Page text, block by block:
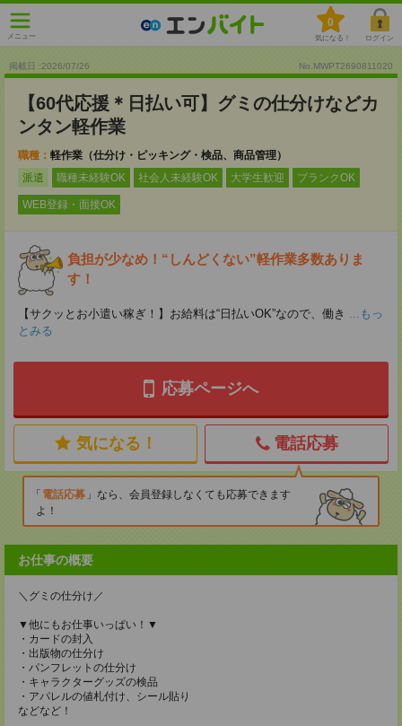
メニュー
0
気になる！ ログイン
掲載日 :2026/07/26 No.MWPT2690811020
【60代応援＊日払い可】グミの仕分けなどカ
ンタン軽作業
職種： 軽作業（仕分け・ピッキング・検品、商品管理）
派遣
職種未経験OK 社会人未経験OK 大学生歓迎 ブランクOK
WEB登録・面接OK
負担が少なめ！“しんどくない”軽作業多数ありま
す！
【サクッとお小遣い稼ぎ！】お給料は“日払いOK”なので、働き ...もっ
とみる
応募ページへ
気になる！ 電話応募
電話応募
なら、会員登録しなくても応募できます
よ！
お仕事の概要
＼グミの仕分け／
▼他にもお仕事いっぱい！▼
・カードの封入
・出版物の仕分け
・パンフレットの仕分け
・キャラクターグッズの検品
・アパレルの値札付け、シール貼り
などなど！